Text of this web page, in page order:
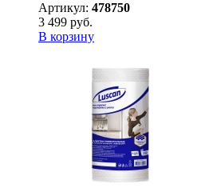
Артикул: 478750
3 499 руб.
В корзину